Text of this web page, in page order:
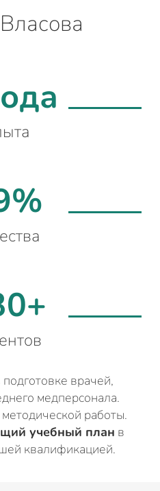
подготовке врачей,
медперсонала.
методической работы.
учебный план в
квалификацией.